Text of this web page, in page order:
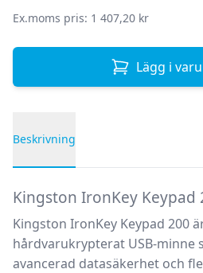
Ex.moms pris: 1 407,20 kr
Lägg i
Beskrivning
Kingston IronKey Keypad
Kingston IronKey Keypad 200
hårdvarukrypterat USB-minne
avancerad datasäkerhet och